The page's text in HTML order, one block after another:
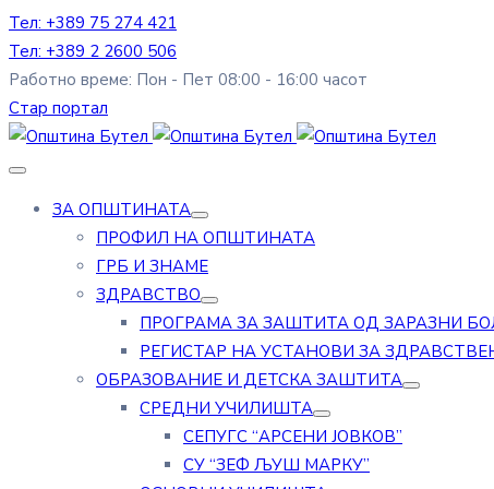
Тел: +389 75 274 421
Тел: +389 2 2600 506
Работно време: Пон - Пет 08:00 - 16:00 часот
Стар портал
ЗА ОПШТИНАТА
ПРОФИЛ НА ОПШТИНАТА
ГРБ И ЗНАМЕ
ЗДРАВСТВО
ПРОГРАМА ЗА ЗАШТИТА ОД ЗАРАЗНИ
РЕГИСТАР НА УСТАНОВИ ЗА
ОБРАЗОВАНИЕ И ДЕТСКА ЗАШТИТА
СРЕДНИ УЧИЛИШТА
СЕПУГС “АРСЕНИ ЈОВКОВ”
СУ “ЗЕФ ЉУШ МАРКУ”